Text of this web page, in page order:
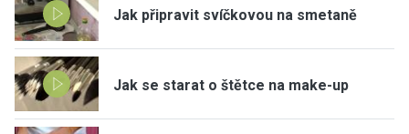
Jak připravit svíčkovou na smetaně
Jak se starat o štětce na make-up